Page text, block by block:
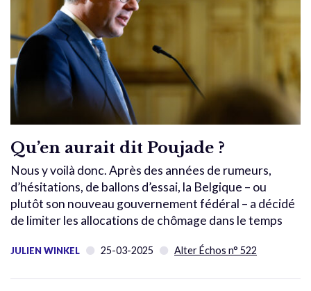
Qu’en aurait dit Poujade ?
Nous y voilà donc. Après des années de rumeurs,
d’hésitations, de ballons d’essai, la Belgique – ou
plutôt son nouveau gouvernement fédéral – a décidé
de limiter les allocations de chômage dans le temps
JULIEN WINKEL 25-03-2025 Alter Échos n° 522